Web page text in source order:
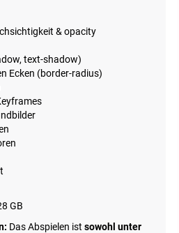
& opacity
text-shadow)
Ecken (border-radius)
GB
Das Abspielen ist sowohl unter